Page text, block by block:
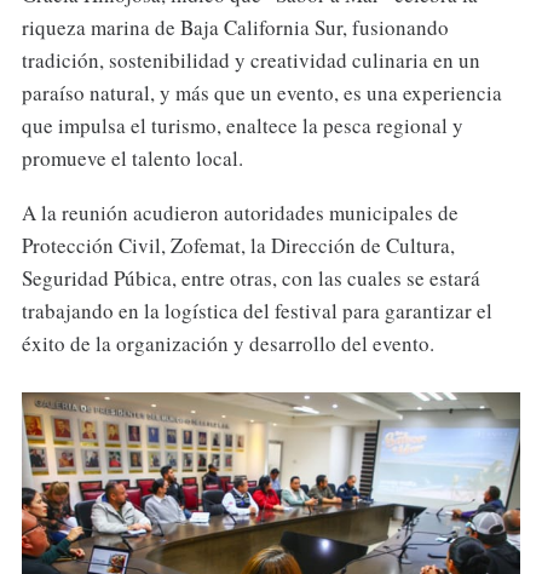
riqueza marina de Baja California Sur, fusionando
tradición, sostenibilidad y creatividad culinaria en un
paraíso natural, y más que un evento, es una experiencia
que impulsa el turismo, enaltece la pesca regional y
promueve el talento local.
A la reunión acudieron autoridades municipales de
Protección Civil, Zofemat, la Dirección de Cultura,
Seguridad Púbica, entre otras, con las cuales se estará
trabajando en la logística del festival para garantizar el
éxito de la organización y desarrollo del evento.